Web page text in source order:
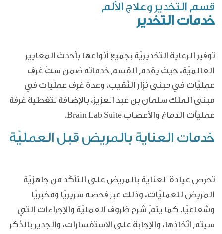
قسم التخدير وعلاج الألم
خدمات التخدير
توفير الرعاية التخديريّة بجميع أنواعها بأحدث المعايير
العالميّة، حيث يقدم القسم خدماته ضمن ستّ غرف
عمليّات في مبنى نزار النّقيب، وعدة غرف عمليات في
مبنى الملك سلمان بن عبد العزيز، بالإضافة لتغطية غرفة
عملياّت الدماغ والأعصاب Brain Lab Suite
.
خدمات العناية بالمريض قبل العمليّة
تحرص عيادة العناية بالمريض على التأكّد من جاهزيّة
المريض للعمليّات، وذلك عبر فحصه سريريّا ومخبريّا
وشعاعيّا. كما يتمّ شرح ظروف العمليّة والإجراءات التي
سيتم اتّخاذها، والإجابة على الاستفسارات، والجدير بالذّكر